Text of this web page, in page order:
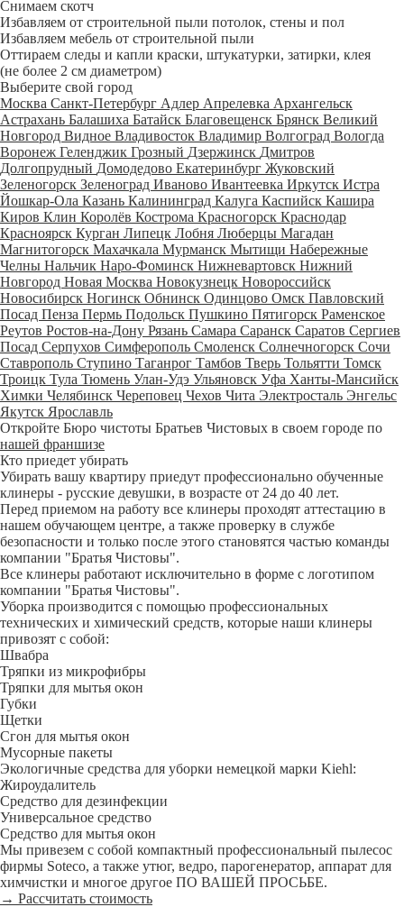
Снимаем скотч
Избавляем от строительной пыли потолок, стены и пол
Избавляем мебель от строительной пыли
Оттираем следы и капли краски, штукатурки, затирки, клея
(не более 2 см диаметром)
Выберите свой город
Москва Санкт-Петербург Адлер Апрелевка Архангельск
Астрахань Балашиха Батайск Благовещенск Брянск Великий
Новгород Видное Владивосток Владимир Волгоград Вологда
Воронеж Геленджик Грозный Дзержинск Дмитров
Долгопрудный Домодедово Екатеринбург Жуковский
Зеленогорск Зеленоград Иваново Ивантеевка Иркутск Истра
Йошкар-Ола Казань Калининград Калуга Каспийск Кашира
Киров Клин Королёв Кострома Красногорск Краснодар
Красноярск Курган Липецк Лобня Люберцы Магадан
Магнитогорск Махачкала Мурманск Мытищи Набережные
Челны Нальчик Наро-Фоминск Нижневартовск Нижний
Новгород Новая Москва Новокузнецк Новороссийск
Новосибирск Ногинск Обнинск Одинцово Омск Павловский
Посад Пенза Пермь Подольск Пушкино Пятигорск Раменское
Реутов Ростов-на-Дону Рязань Самара Саранск Саратов Сергиев
Посад Серпухов Симферополь Смоленск Солнечногорск Сочи
Ставрополь Ступино Таганрог Тамбов Тверь Тольятти Томск
Троицк Тула Тюмень Улан-Удэ Ульяновск Уфа Ханты-Мансийск
Химки Челябинск Череповец Чехов Чита Электросталь Энгельс
Якутск Ярославль
Откройте Бюро чистоты Братьев Чистовых в своем городе по
нашей франшизе
Кто приедет убирать
Убирать вашу квартиру приедут профессионально обученные
клинеры - русские девушки, в возрасте от 24 до 40 лет.
Перед приемом на работу все клинеры проходят аттестацию в
нашем обучающем центре, а также проверку в службе
безопасности и только после этого становятся частью команды
компании "Братья Чистовы".
Все клинеры работают исключительно в форме с логотипом
компании "Братья Чистовы".
Уборка производится с помощью профессиональных
технических и химический средств, которые наши клинеры
привозят с собой:
Швабра
Тряпки из микрофибры
Тряпки для мытья окон
Губки
Щетки
Сгон для мытья окон
Мусорные пакеты
Экологичные средства для уборки немецкой марки Kiehl:
Жироудалитель
Средство для дезинфекции
Универсальное средство
Средство для мытья окон
Мы привезем с собой компактный профессиональный пылесос
фирмы Soteco, а также утюг, ведро, парогенератор, аппарат для
химчистки и многое другое ПО ВАШЕЙ ПРОСЬБЕ.
→ Рассчитать стоимость